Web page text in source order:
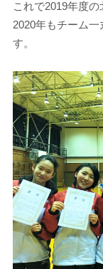
これで2019年度の
2020年もチーム
す。